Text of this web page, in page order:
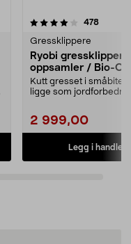
478
Gressklippere
Ryobi gressklipper
oppsamler / Bio-
RLM18X33B50
Kutt gresset i småbiter
ligge som
2 999,00
Legg i
4.0av 5 stjerner